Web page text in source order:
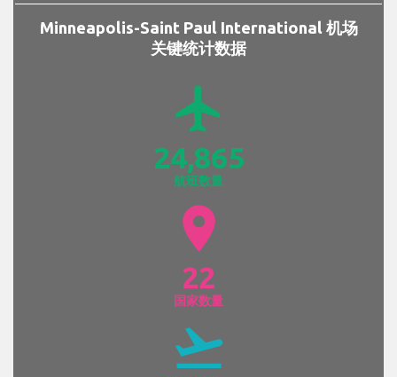
Minneapolis-Saint Paul International 机场
关键统计数据
airplanemode_active
24,865
航班数量
location_on
22
国家数量
flight_takeoff